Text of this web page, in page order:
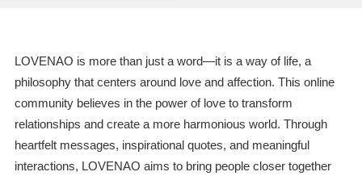
LOVENAO is more than just a word—it is a way of life, a
philosophy that centers around love and affection. This online
community believes in the power of love to transform
relationships and create a more harmonious world. Through
heartfelt messages, inspirational quotes, and meaningful
interactions, LOVENAO aims to bring people closer together